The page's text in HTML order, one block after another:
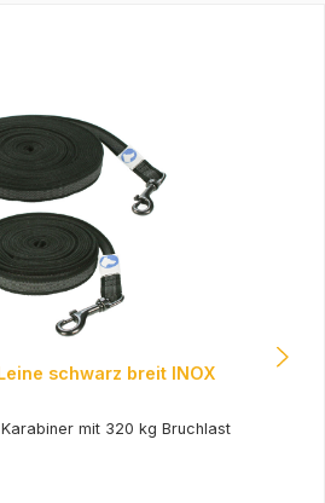
schwarz breit INOX
mit 320 kg Bruchlast